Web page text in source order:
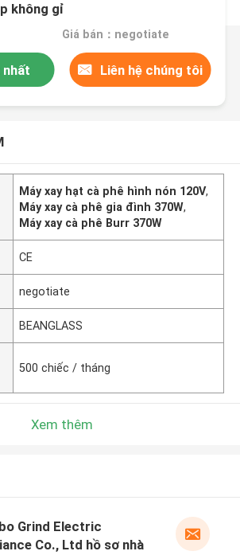
không gỉ
Giá bán：negotiate
nhất Liên hệ chúng tôi
Máy xay hạt cà phê hình nón 120V,
Máy xay cà phê gia đình 370W,
Máy xay cà phê Burr 370W
CE
negotiate
BEANGLASS
500 chiếc / tháng
Xem thêm
Grind Electric
Co., Ltd hồ sơ nhà